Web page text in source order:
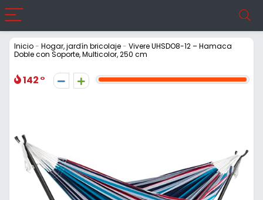
Inicio- Hogar, jardín bricolaje- Vivere UHSDO8-12 – Hamaca
Doble con Soporte, Multicolor, 250 cm
142